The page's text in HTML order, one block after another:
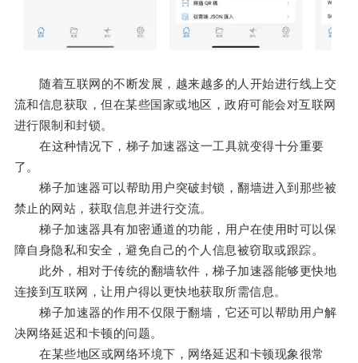
随着互联网的不断发展，越来越多的人开始进行线上交
流和信息获取，但在某些国家或地区，政府可能会对互联网
进行限制和封锁。
在这种情况下，梯子加速器这一工具就变得十分重要
了。
梯子加速器可以帮助用户突破封锁，翻墙进入到那些被
禁止的网站，获取信息并进行交流。
梯子加速器具有加密通道的功能，用户在使用时可以保
障自身隐私和安全，避免自己的个人信息被窃取或跟踪。
此外，相对于传统的翻墙软件，梯子加速器能够更快地
连接到互联网，让用户得以更快地获取所需信息。
梯子加速器的作用不仅限于翻墙，它还可以帮助用户解
决网络延迟和卡顿的问题。
在某些地区或网络环境下，网络延迟和卡顿现象很常